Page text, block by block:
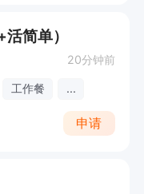
简单）
20分钟前
工作餐 ...
申请